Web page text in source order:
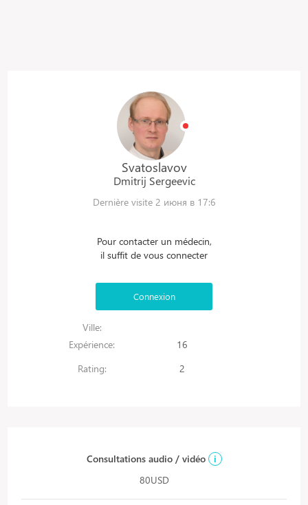
Svatoslavov
Dmitrij Sergeevic
Dernière visite 2 июня в 17:6
Pour contacter un médecin,
il suffit de vous connecter
Connexion
Ville:
Expérience:
16
Rating:
2
Consultations audio / vidéo
i
80USD